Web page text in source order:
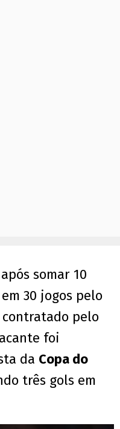
somar 10
30 jogos pelo
contratado pelo
foi
da Copa do
três gols em